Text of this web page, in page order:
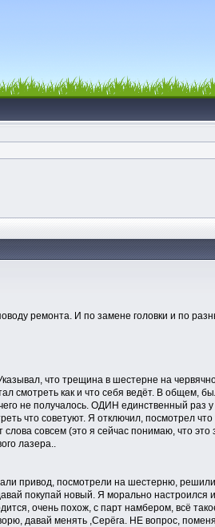
ремонта. И по замене головки и по
что трещина в шестерне на
смотреть как и что себя ведёт. В общем,
не получалось. ОДИН единственный раз у
что советуют. Я отключил, посмотрел
совсем (это я сейчас понимаю, что это
лазера..
привод, посмотрели на шестерню,
покупай новый. Я морально настроился
очень похож, с парт намбером, всё
давай менять ,Серёга. НЕ вопрос,